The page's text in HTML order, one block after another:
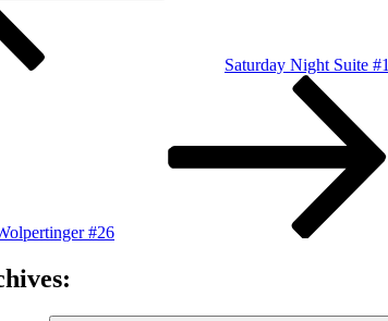
Saturday Night Suite #1
#26